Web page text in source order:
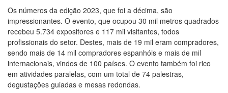
Os números da edição 2023, que foi a décima, são
impressionantes. O evento, que ocupou 30 mil metros quadrados
recebeu 5.734 expositores e 117 mil visitantes, todos
profissionais do setor. Destes, mais de 19 mil eram compradores,
sendo mais de 14 mil compradores espanhóis e mais de mil
internacionais, vindos de 100 países. O evento também foi rico
em atividades paralelas, com um total de 74 palestras,
degustações guiadas e mesas redondas.